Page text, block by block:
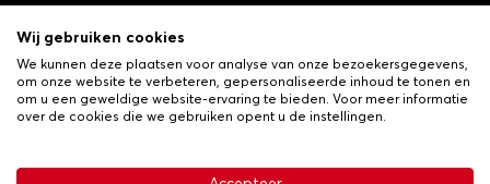
Algemene verkoopvoorwaarden•Privacy- en cookiebeleid
Wij gebruiken cookies
We kunnen deze plaatsen voor analyse van onze bezoekersgegevens,
om onze website te verbeteren, gepersonaliseerde inhoud te tonen en
om u een geweldige website-ervaring te bieden. Voor meer informatie
over de cookies die we gebruiken opent u de instellingen.